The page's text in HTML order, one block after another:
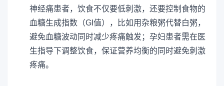
神经痛患者，饮食不仅要低刺激，还要控制食物的
血糖生成指数（GI值），比如用杂粮粥代替白粥，
避免血糖波动同时减少疼痛触发；孕妇患者需在医
生指导下调整饮食，保证营养均衡的同时避免刺激
疼痛。